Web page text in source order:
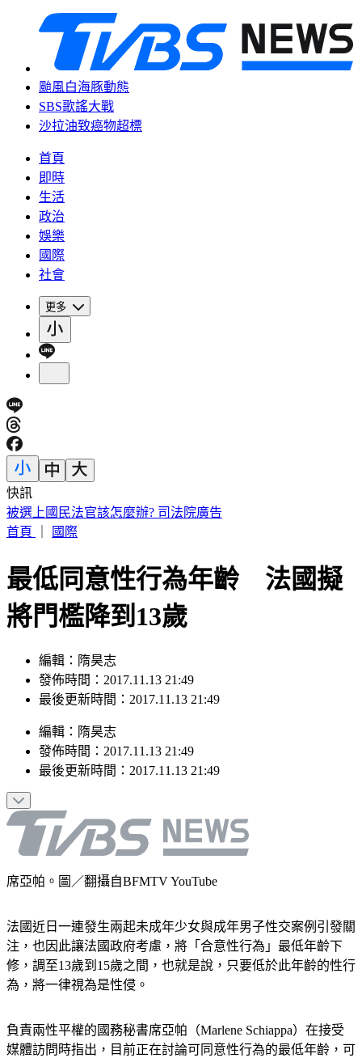
颱風白海豚動態
SBS歌謠大戰
沙拉油致癌物超標
首頁
即時
生活
政治
娛樂
國際
社會
更多
快訊
白海豚明逼近家門！「豪雨熱區」曝光 東部高溫36度
首頁
國際
最低同意性行為年齡 法國擬
將門檻降到13歲
編輯：隋昊志
發佈時間：2017.11.13 21:49
最後更新時間：2017.11.13 21:49
編輯 ： 隋昊志
發佈時間： 2017.11.13 21:49
最後更新時間： 2017.11.13 21:49
席亞帕。圖／翻攝自BFMTV YouTube
法國近日一連發生兩起未成年少女與成年男子性交案例引發關
注，也因此讓法國政府考慮，將「合意性行為」最低年齡下
修，調至13歲到15歲之間，也就是說，只要低於此年齡的性行
為，將一律視為是性侵。
負責兩性平權的國務秘書席亞帕（Marlene Schiappa）在接受
媒體訪問時指出，目前正在討論可同意性行為的最低年齡，可